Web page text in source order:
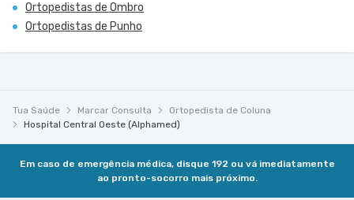
Ortopedistas de Ombro
Ortopedistas de Punho
Tua Saúde Marcar Consulta
Ortopedista de Coluna
Hospital Central Oeste (Alphamed)
Em caso de emergência médica, disque 192 ou vá imediatamente
ao pronto-socorro mais próximo.